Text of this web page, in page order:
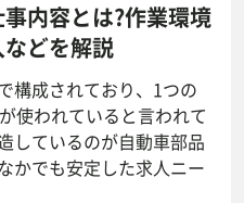
内容とは?作業環境
どを解説
構成されており、1つの
使われていると言われて
しているのが自動車部品
かでも安定した求人ニー